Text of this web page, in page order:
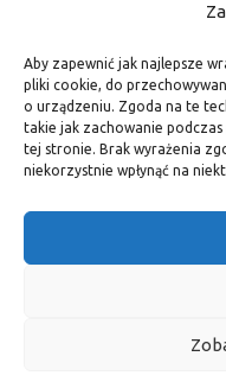
Aby zapewnić jak najlepsze
pliki cookie, do
o urządzeniu. Zgoda na te
takie jak zachowanie
tej stronie. Brak wyrażenia
niekorzystnie wpłynąć na